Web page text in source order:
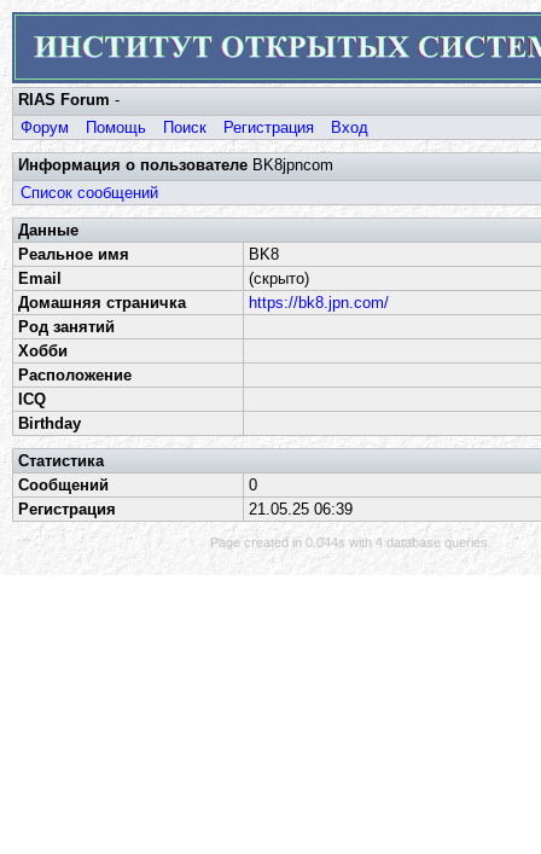
RIAS Forum -
Форум
Помощь Поиск Регистрация Вход
Информация о пользователе BK8jpncom
Список сообщений
Данные
Реальное имя
BK8
Email
(скрыто)
Домашняя страничка
https://bk8.jpn.com/
Род занятий
Хобби
Расположение
ICQ
Birthday
Статистика
Сообщений
0
Регистрация
21.05.25 06:39
Page created in 0.044s with 4 database queries.